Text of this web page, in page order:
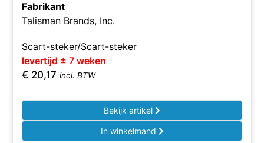
Fabrikant
Talisman Brands, Inc.
Scart-steker/Scart-steker
levertijd ± 7 weken
€ 20,17 incl. BTW
Bekijk artikel
In winkelmand